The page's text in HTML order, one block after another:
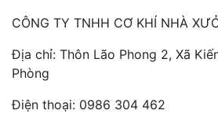
CÔNG TY TNHH CƠ KHÍ NHÀ
Địa chỉ: Thôn Lão Phong 2, Xã
Phòng
Điện thoại: 0986 304 462